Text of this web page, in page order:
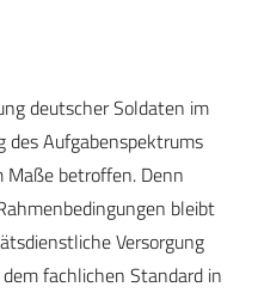
deutscher Soldaten im
des Aufgabenspektrums
Maße betroffen. Denn
bleibt
Versorgung
fachlichen Standard in